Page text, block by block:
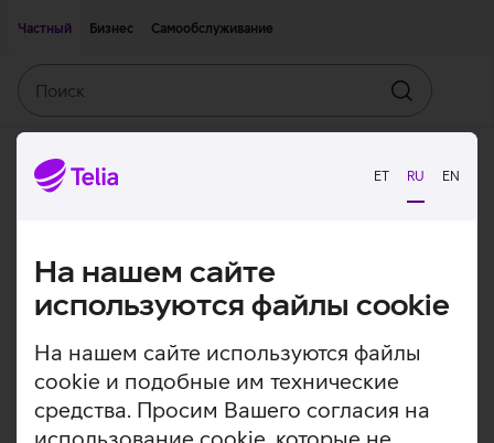
ET RU EN
На нашем сайте
используются файлы cookie
На нашем сайте используются файлы
cookie и подобные им технические
средства. Просим Вашего согласия на
использование cookie, которые не
Частный
Бизнес Самообслуживание
Искать